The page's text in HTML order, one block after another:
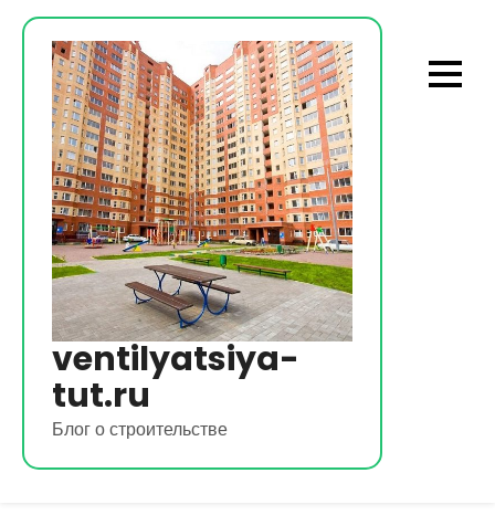
Перейти
содержимому
ventilyatsiya-
tut.ru
Блог о строительстве